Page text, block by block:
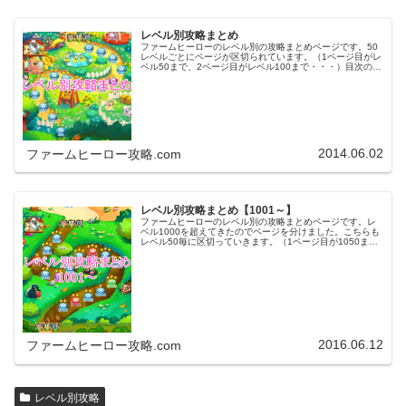
レベル別攻略まとめ
ファームヒーローのレベル別の攻略まとめページです。50
レベルごとにページが区切られています。（1ページ目がレ
ベル50まで、2ページ目がレベル100まで・・・）目次のリ
ファームヒーロー攻略.com 2014.06.02
レベル別攻略まとめ【1001～】
ファームヒーローのレベル別の攻略まとめページです。レ
ベル1000を超えてきたのでページを分けました。こちらも
レベル50毎に区切っていきます。（1ページ目が1050ま
ファームヒーロー攻略.com 2016.06.12
レベル別攻略